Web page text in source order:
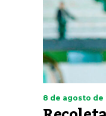
8 de agosto de